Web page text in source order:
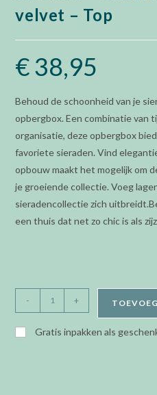
velvet – Top
€38,95
Behoud de schoonheid van je
opbergbox. Een combinatie van
organisatie, deze opbergbox
favoriete sieraden. Vind
opbouw maakt het mogelijk om
je groeiende collectie. Voeg
sieradencollectie zich
een thuis dat net zo chic is als
Stackers
-
Classic
- +
Gratis inpakken als